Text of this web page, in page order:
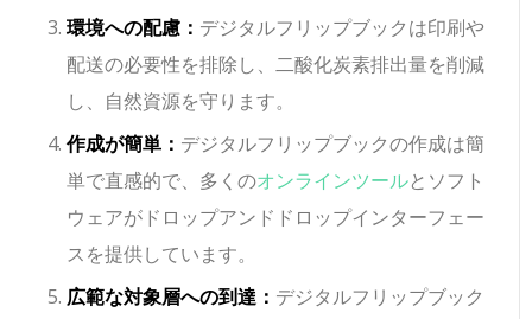
環境への配慮： デジタルフリップブックは印刷や
配送の必要性を排除し、二酸化炭素排出量を削減
し、自然資源を守ります。
作成が簡単： デジタルフリップブックの作成は簡
単で直感的で、多くのオンラインツールとソフト
ウェアがドロップアンドドロップインターフェー
スを提供しています。
広範な対象層への到達： デジタルフリップブック